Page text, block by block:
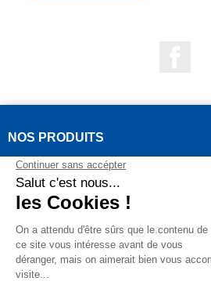
NOS PRODUITS
NOTRE SOCIÉTÉ
VOTRE COMPTE
INFORMATIONS DE LA BOUTIQUE